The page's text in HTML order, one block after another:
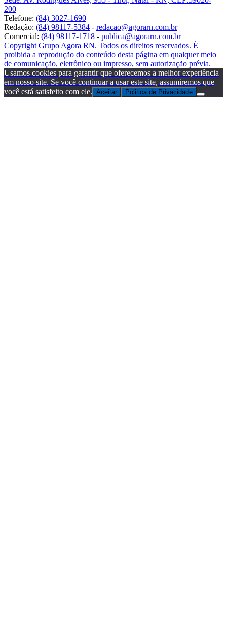
200
Telefone: (84) 3027-1690
Redação: (84) 98117-5384 - redacao@agorarn.com.br
Comercial: (84) 98117-1718 - publica@agorarn.com.br
Copyright Grupo Agora RN. Todos os direitos reservados. É
proibida a reprodução do conteúdo desta página em qualquer meio
de comunicação, eletrônico ou impresso, sem autorização prévia.
Usamos cookies para garantir que oferecemos a melhor experiência
em nosso site. Se você continuar a usar este site, assumiremos que
você está satisfeito com ele. Aceitar Politica de Privacidade